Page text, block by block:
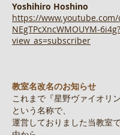
Yoshihiro Hoshino
https://
NEgTPcXncWMOUYM-6i4g?
view_as=subscriber
教室名改名のお知らせ
これまで『星野ヴァイオリ
という名称で、
運営しておりました当教室